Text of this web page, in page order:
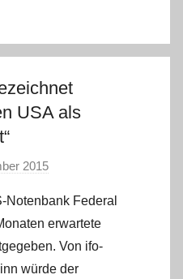
USA als
2015
n
a
d
m
Notenbank Federal
erwartete
Von ifo-
würde der